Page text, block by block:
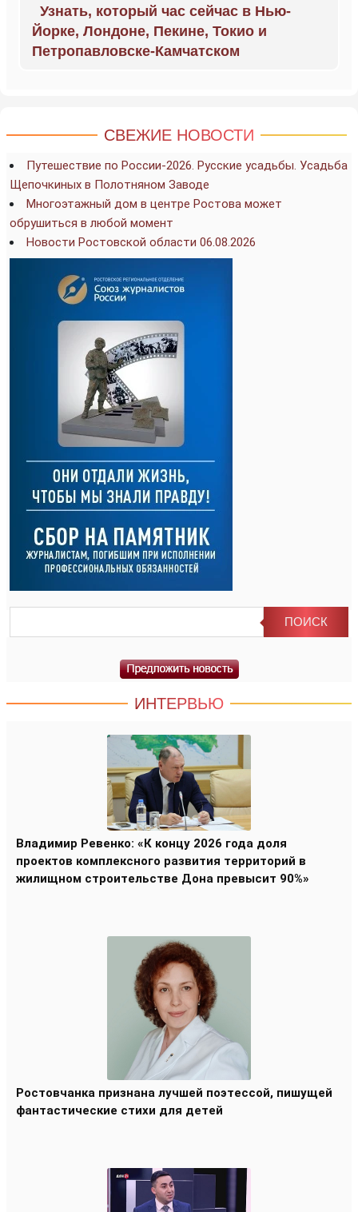
Узнать, который час сейчас в Нью-
Йорке, Лондоне, Пекине, Токио и
Петропавловске-Камчатском
СВЕЖИЕ НОВОСТИ
Путешествие по России-2026. Русские усадьбы. Усадьба
Щепочкиных в Полотняном Заводе
Многоэтажный дом в центре Ростова может
обрушиться в любой момент
Новости Ростовской области 06.08.2026
ИНТЕРВЬЮ
Владимир Ревенко: «К концу 2026 года доля
проектов комплексного развития территорий в
жилищном строительстве Дона превысит 90%»
Ростовчанка признана лучшей поэтессой, пишущей
фантастические стихи для детей